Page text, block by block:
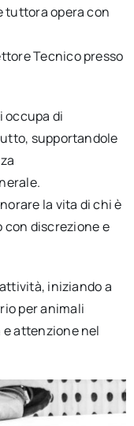
tuttora opera con
Tecnico presso
occupa di
supportandole
la vita di chi è
con discrezione e
iniziando a
per animali
e attenzione nel